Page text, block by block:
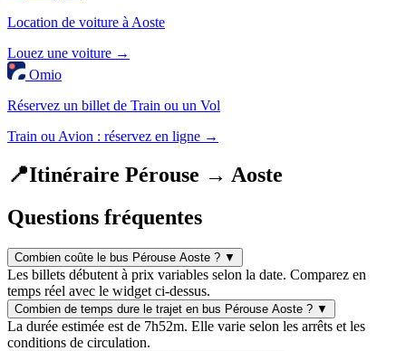
Location de voiture à Aoste
Louez une voiture →
Omio
Réservez un billet de Train ou un Vol
Train ou Avion : réservez en ligne →
📍Itinéraire Pérouse → Aoste
Questions fréquentes
Combien coûte le bus Pérouse Aoste ? ▼
Les billets débutent à prix variables selon la date. Comparez en
temps réel avec le widget ci-dessus.
Combien de temps dure le trajet en bus Pérouse Aoste ? ▼
La durée estimée est de 7h52m. Elle varie selon les arrêts et les
conditions de circulation.